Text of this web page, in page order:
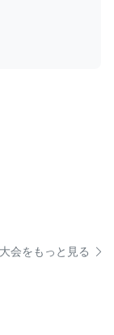
会をもっと見る